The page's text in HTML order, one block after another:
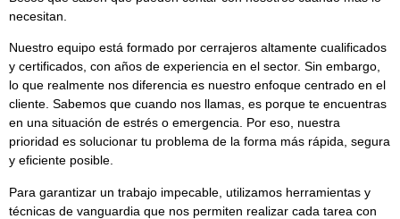
necesitan.
Nuestro equipo está formado por cerrajeros altamente cualificados
y certificados, con años de experiencia en el sector. Sin embargo,
lo que realmente nos diferencia es nuestro enfoque centrado en el
cliente. Sabemos que cuando nos llamas, es porque te encuentras
en una situación de estrés o emergencia. Por eso, nuestra
prioridad es solucionar tu problema de la forma más rápida, segura
y eficiente posible.
Para garantizar un trabajo impecable, utilizamos herramientas y
técnicas de vanguardia que nos permiten realizar cada tarea con